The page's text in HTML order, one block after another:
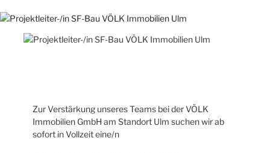
Zur Verstärkung unseres Teams bei der VÖLK
Immobilien GmbH am Standort Ulm suchen wir ab
sofort in Vollzeit eine/n